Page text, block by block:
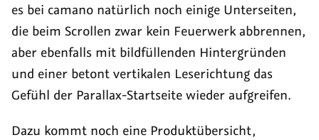
es bei camano natürlich noch einige Unterseiten,
die beim Scrollen zwar kein Feuerwerk abbrennen,
aber ebenfalls mit bildfüllenden Hintergründen
und einer betont vertikalen Leserichtung das
Gefühl der Parallax-Startseite wieder aufgreifen.
Dazu kommt noch eine Produktübersicht,